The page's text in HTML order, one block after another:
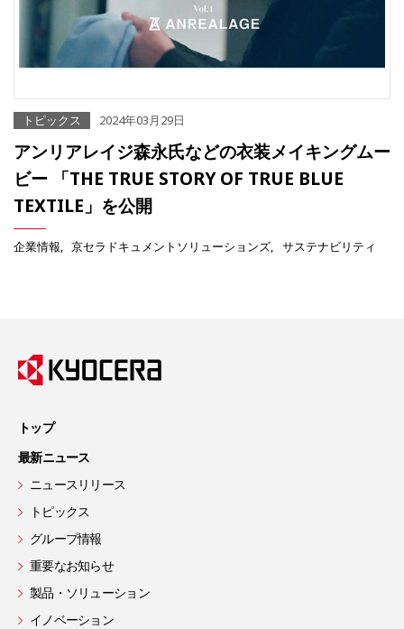
トピックス 2024年03月29日
アンリアレイジ森永氏などの衣装メイキングムー
ビー 「THE TRUE STORY OF TRUE BLUE
TEXTILE」を公開
企業情報 京セラドキュメントソリューションズ サステナビリティ
トップ
最新ニュース
ニュースリリース
トピックス
グループ情報
重要なお知らせ
製品・ソリューション
イノベーション